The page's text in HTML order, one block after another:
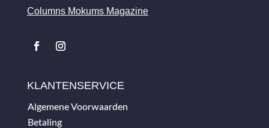
Columns Mokums Magazine
KLANTENSERVICE
Algemene Voorwaarden
Betaling